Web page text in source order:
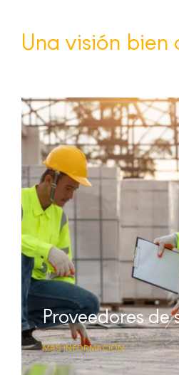
Una visión
Proveedores de
MÁS INFORMACIÓN